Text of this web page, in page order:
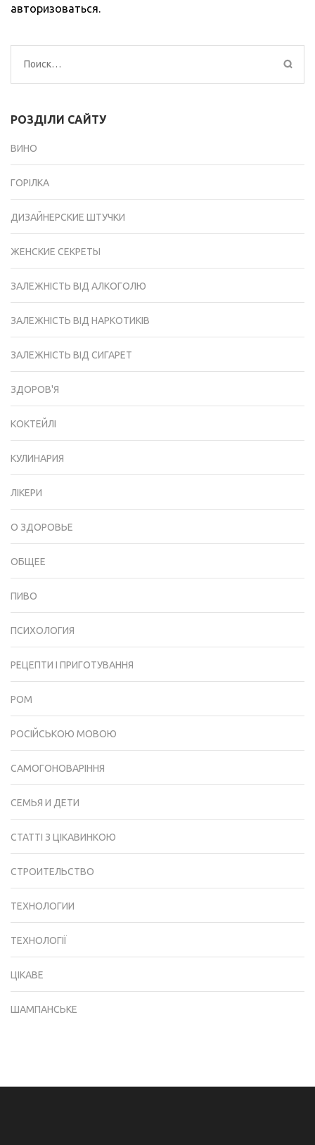
авторизоваться.
Найти:
РОЗДІЛИ САЙТУ
ВИНО
ГОРІЛКА
ДИЗАЙНЕРСКИЕ ШТУЧКИ
ЖЕНСКИЕ СЕКРЕТЫ
ЗАЛЕЖНІСТЬ ВІД АЛКОГОЛЮ
ЗАЛЕЖНІСТЬ ВІД НАРКОТИКІВ
ЗАЛЕЖНІСТЬ ВІД СИГАРЕТ
ЗДОРОВ'Я
КОКТЕЙЛІ
КУЛИНАРИЯ
ЛІКЕРИ
О ЗДОРОВЬЕ
ОБЩЕЕ
ПИВО
ПСИХОЛОГИЯ
РЕЦЕПТИ І ПРИГОТУВАННЯ
РОМ
РОСІЙСЬКОЮ МОВОЮ
САМОГОНОВАРІННЯ
СЕМЬЯ И ДЕТИ
СТАТТІ З ЦІКАВИНКОЮ
СТРОИТЕЛЬСТВО
ТЕХНОЛОГИИ
ТЕХНОЛОГІЇ
ЦІКАВЕ
ШАМПАНСЬКЕ